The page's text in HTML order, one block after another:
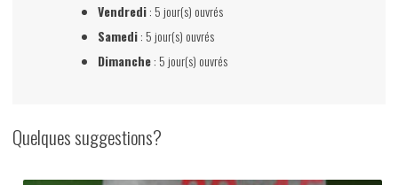
Vendredi: 5 jour(s) ouvrés
Samedi: 5 jour(s) ouvrés
Dimanche: 5 jour(s) ouvrés
Quelques suggestions?